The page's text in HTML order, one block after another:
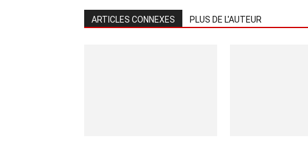
ARTICLES CONNEXES PLUS DE L'AUTEUR